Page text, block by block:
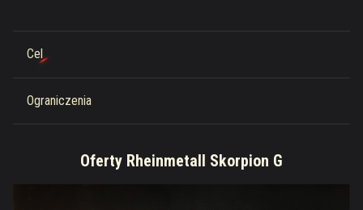
Cel
Ograniczenia
Oferty Rheinmetall Skorpion G